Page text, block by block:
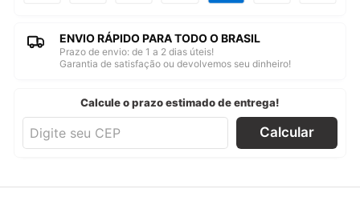
ENVIO RÁPIDO PARA TODO O BRASIL
Prazo de envio: de 1 a 2 dias úteis!
Garantia de satisfação ou devolvemos seu dinheiro!
Calcule o prazo estimado de entrega!
Calcular